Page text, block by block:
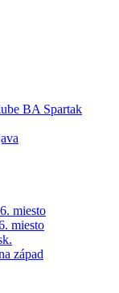
BA Spartak
miesto
miesto
západ